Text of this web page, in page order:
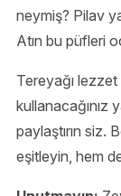
neymiş? Pilav
Atın bu püfleri
Tereyağı lezzet
kullanacağınız
paylaştırın siz.
eşitleyin, hem de